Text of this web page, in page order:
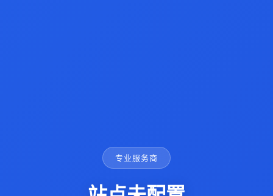
专业服务商